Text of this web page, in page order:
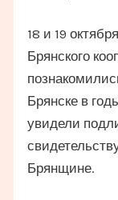
18 и 19
Брянского
Брянске в
увидели
Брянщине.